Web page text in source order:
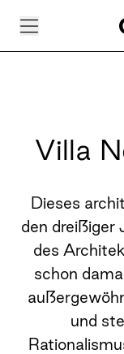
Villa
Dieses
den dreißiger
des
schon
und